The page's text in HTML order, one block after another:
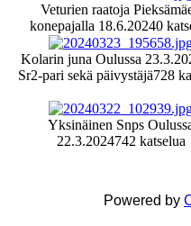
Veturien raatoja
konepajalla 18.6.20240
Kolarin juna Oulussa
Sr2-pari sekä päivystäjä728
Yksinäinen Snps
22.3.2024742 katselua
Powered by